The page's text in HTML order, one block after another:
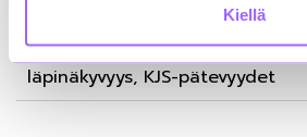
Kiellä
kehittäminen,
läpinäkyvyys, KJS-pätevyydet